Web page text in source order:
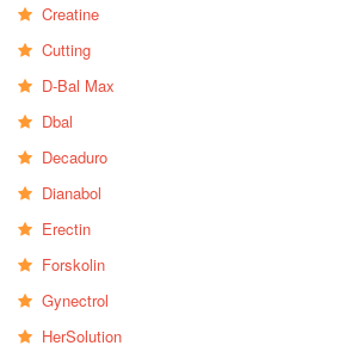
Creatine
Cutting
D-Bal Max
Dbal
Decaduro
Dianabol
Erectin
Forskolin
Gynectrol
HerSolution